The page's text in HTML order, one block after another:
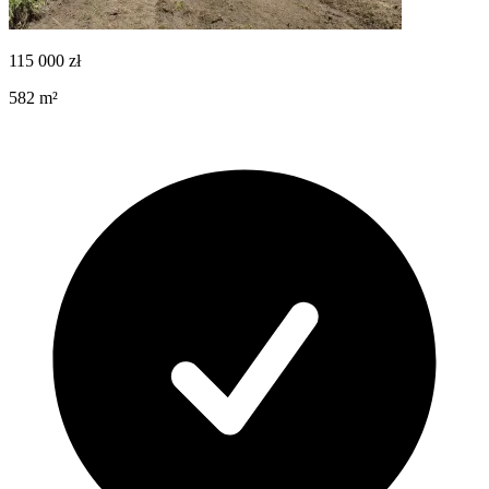
115 000 zł
582 m²